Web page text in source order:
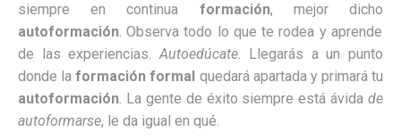
siempre en continua formación, mejor dicho
autoformación. Observa todo lo que te rodea y aprende
de las experiencias.Autoedúcate. Llegarás a un punto
donde laformación formal quedará apartada y primará tu
autoformación. La gente de éxito siempre está ávida de
autoformarse, le da igual en qué.